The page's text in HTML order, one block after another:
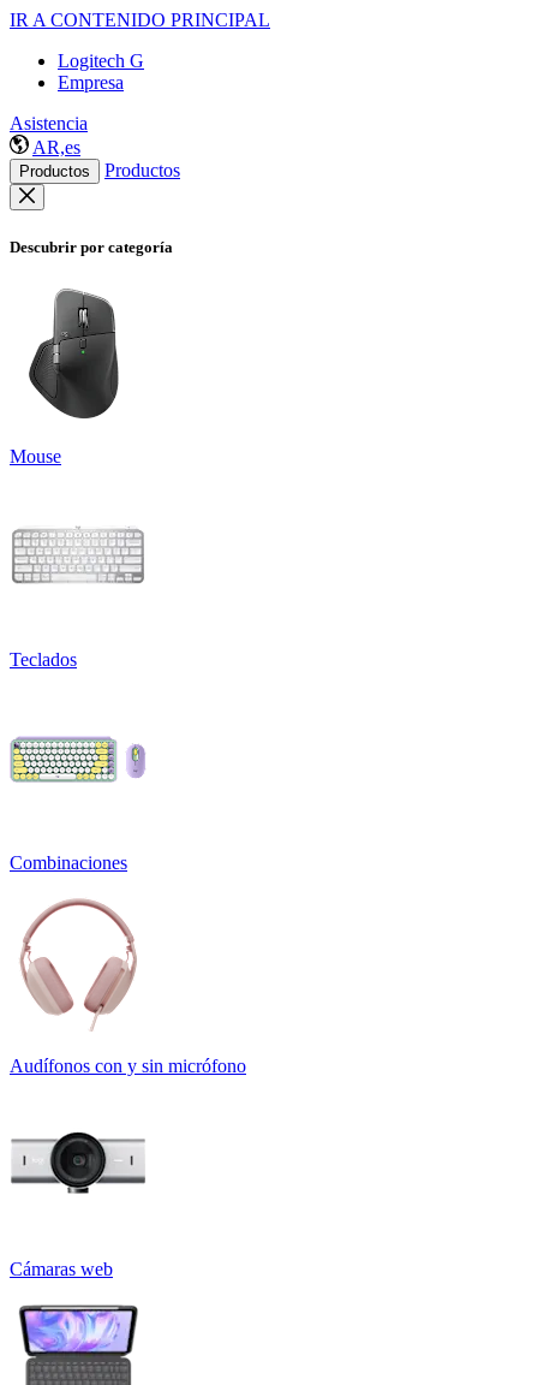
IR A CONTENIDO PRINCIPAL
Logitech G
Empresa
Asistencia
AR,es
Productos Productos
Descubrir por categoría
Mouse
Teclados
Combinaciones
Audífonos con y sin micrófono
Cámaras web